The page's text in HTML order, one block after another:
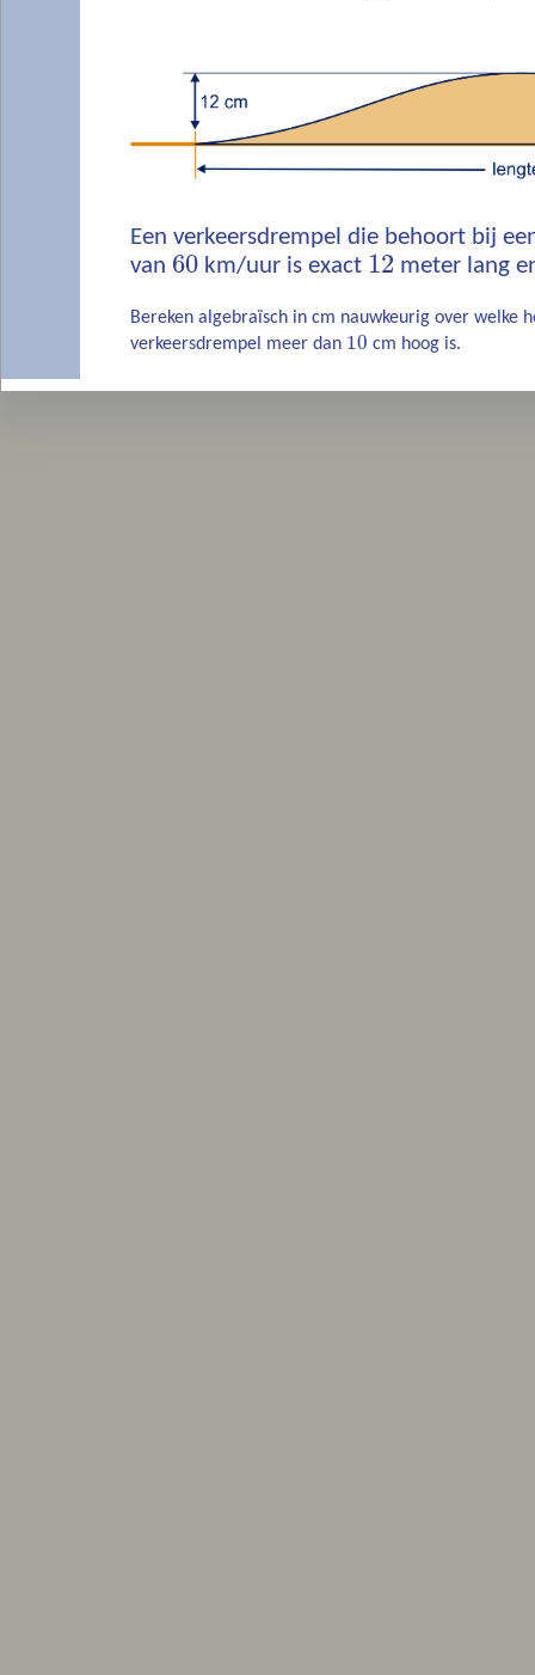
Een verkeersdrempel die behoort bij
van 60 km/uur is exact 12 meter lang
Bereken algebraïsch in cm nauwkeurig over welke
verkeersdrempel meer dan 10 cm hoog is.